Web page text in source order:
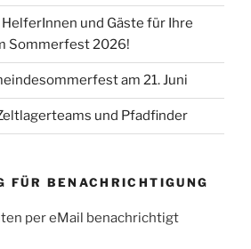
und Gäste für Ihre
Sommerfest 2026!
am 21. Juni
und Pfadfinder
FÜR BENACHRICHTIGUNG
per eMail benachrichtigt